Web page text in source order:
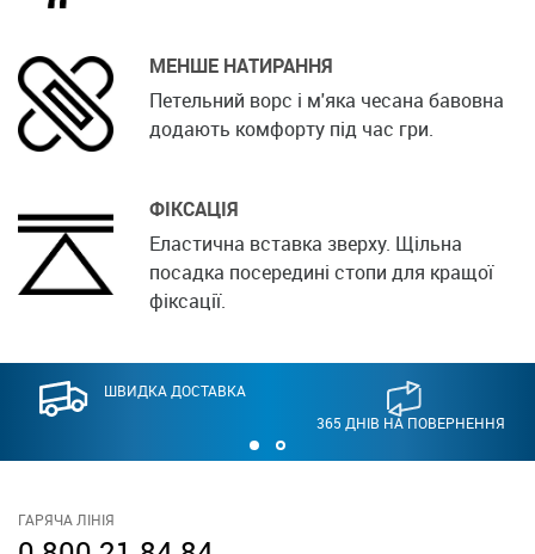
МЕНШЕ НАТИРАННЯ
Петельний ворс і м'яка чесана бавовна
додають комфорту під час гри.
ФІКСАЦІЯ
Еластична вставка зверху. Щільна
посадка посередині стопи для кращої
фіксації.
ШВИДКА ДОСТАВКА
365 ДНІВ НА ПОВЕРНЕННЯ
ГАРЯЧА ЛІНІЯ